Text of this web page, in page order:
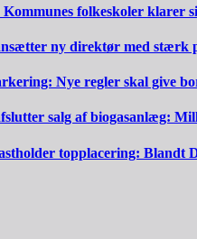
folkeskoler klarer
ny direktør med stærk
Nye regler skal give
salg af biogasanlæg:
topplacering: Blandt